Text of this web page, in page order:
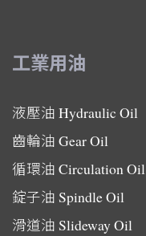
工業用油
液壓油 Hydraulic Oil
齒輪油 Gear Oil
循環油 Circulation Oil
錠子油 Spindle Oil
滑道油 Slideway Oil